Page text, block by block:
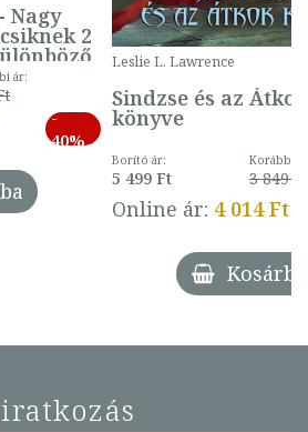
Nagy
2
ár:
-
40%
Leslie L. Lawrence
Sindzse és az Átkok
könyve
Borító ár:
5 499 Ft
Korábbi
3 849 Ft
Online ár: 4 014 Ft
Kosárba